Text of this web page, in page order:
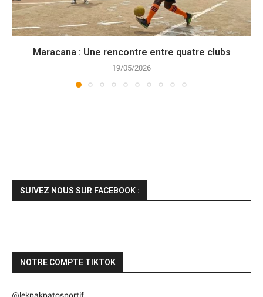
Maracana : Une rencontre entre quatre clubs
19/05/2026
SUIVEZ NOUS SUR FACEBOOK :
NOTRE COMPTE TIKTOK